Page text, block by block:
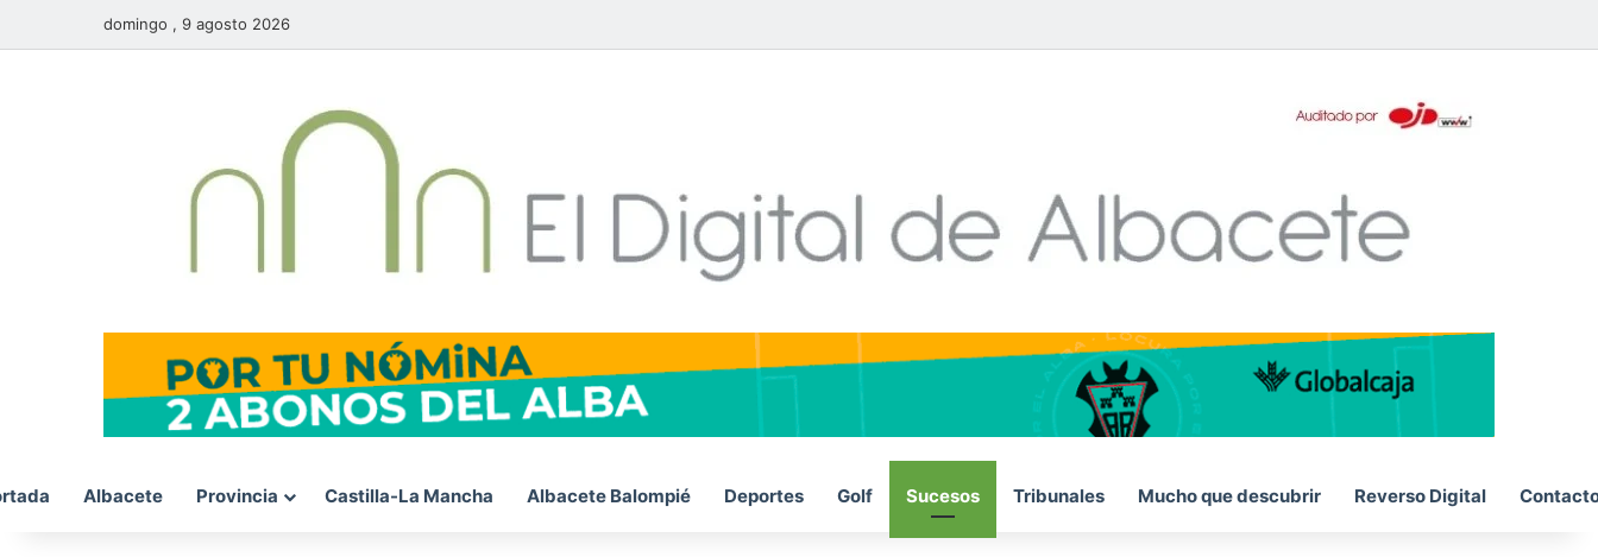
domingo , 9 agosto 2026
Albacete Provincia Castilla-La Mancha Albacete Balompié Deportes Golf Sucesos Tribunales Mucho que descubrir Reverso Digital